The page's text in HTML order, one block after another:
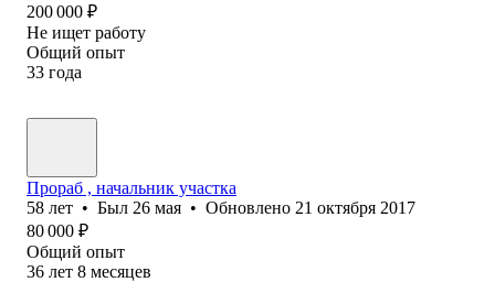
200 000 ₽
Не ищет работу
Общий опыт
33 года
Прораб , начальник участка
58 лет • Был 26 мая • Обновлено 21 октября 2017
80 000 ₽
Общий опыт
36 лет 8 месяцев